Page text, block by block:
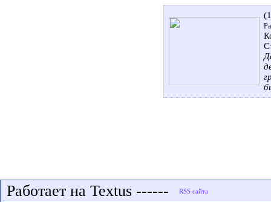
Работает на Textus ------